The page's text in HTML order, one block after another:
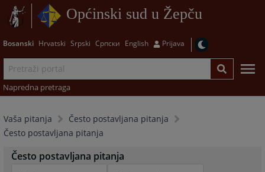
Općinski sud u Žepču
Bosanski Hrvatski Srpski Српски English Prijava
Napredna pretraga
Vaša pitanja
Često postavljana pitanja
Često postavljana pitanja
Često postavljana pitanja